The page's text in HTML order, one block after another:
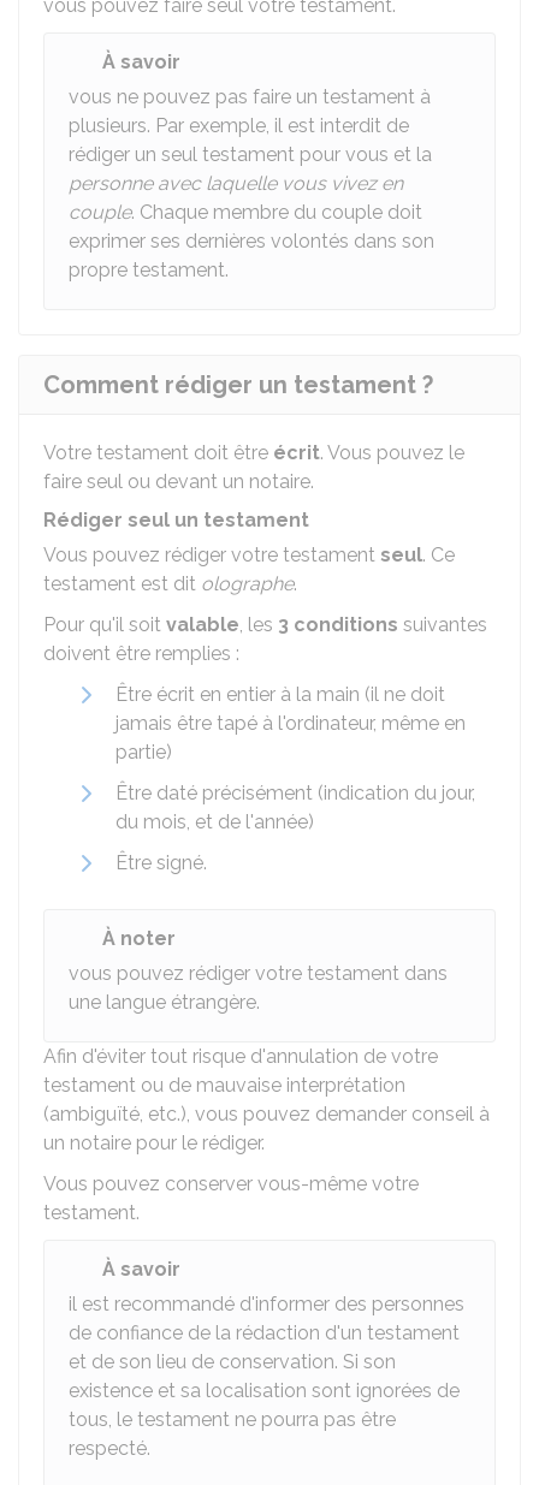
vous pouvez faire seul votre testament.
À savoir
vous ne pouvez pas faire un testament à
plusieurs. Par exemple, il est interdit de
rédiger un seul testament pour vous et la
personne avec laquelle vous vivez en
couple. Chaque membre du couple doit
exprimer ses dernières volontés dans son
propre testament.
Comment rédiger un testament ?
Votre testament doit être écrit. Vous pouvez le
faire seul ou devant un notaire.
Rédiger seul un testament
Vous pouvez rédiger votre testament seul. Ce
testament est dit olographe.
Pour qu'il soit valable, les 3 conditions suivantes
doivent être remplies :
Être écrit en entier à la main (il ne doit
jamais être tapé à l'ordinateur, même en
partie)
Être daté précisément (indication du jour,
du mois, et de l'année)
Être signé.
À noter
vous pouvez rédiger votre testament dans
une langue étrangère.
Afin d'éviter tout risque d'annulation de votre
testament ou de mauvaise interprétation
(ambiguïté, etc.), vous pouvez demander conseil à
un notaire pour le rédiger.
Vous pouvez conserver vous-même votre
testament.
À savoir
il est recommandé d'informer des personnes
de confiance de la rédaction d'un testament
et de son lieu de conservation. Si son
existence et sa localisation sont ignorées de
tous, le testament ne pourra pas être
respecté.